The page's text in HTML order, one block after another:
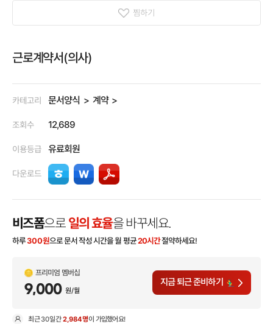
찜하기
근로계약서(의사)
카테고리 문서양식 계약
조회수 12,689
이용등급 유료회원
다운로드
비즈폼으로 일의 효율을 바꾸세요.
하루300원으로 문서 작성 시간을 월 평균20시간절약하세요!
프리미엄 멤버십
9,000 원/월
지금 퇴근 준비하기
최근30일간2,984명이 가입했어요!